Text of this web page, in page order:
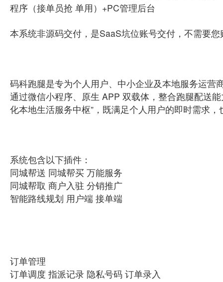
程序（接单员抢 单用）+PC管理后台
本系统非源码交付，是SaaS坑位账号交付，不需要
码科跑腿是专为个人用户、中小企业及本地服务运营
通过微信小程序、原生 APP 双载体，整合跑腿配送
化本地生活服务中枢”，既满足个人用户的即时需求
系统包含以下插件：
同城帮送 同城帮买 万能服务
同城帮取 商户入驻 分销推广
智能路线规划 用户端 接单端
订单管理
订单调度 指派记录 隐私号码 订单录入